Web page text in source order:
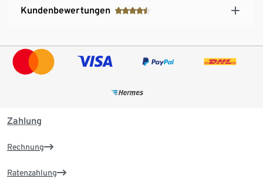
Kundenbewertungen
Zahlung
Rechnung
Ratenzahlung